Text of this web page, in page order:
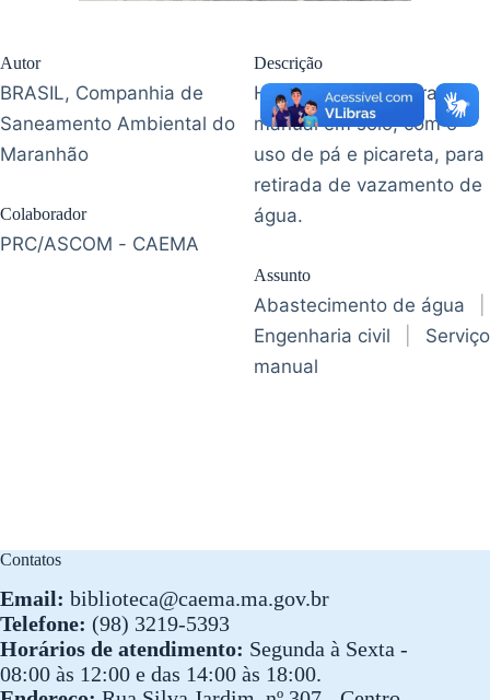
Autor
BRASIL, Companhia de
Saneamento Ambiental do
Maranhão
Colaborador
PRC/ASCOM - CAEMA
Descrição
Homem faz abertura
manual em solo, com o
uso de pá e picareta, para
retirada de vazamento de
água.
Assunto
Abastecimento de água
Engenharia civil
Serviço
manual
Contatos
Email: biblioteca@caema.ma.gov.br
Telefone: (98) 3219-5393
Horários de atendimento: Segunda à Sexta -
08:00 às 12:00 e das 14:00 às 18:00.